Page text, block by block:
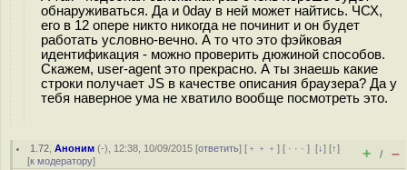
обнаруживаться. Да и 0day в ней может найтись. ЧСХ,
его в 12 опере никто никогда не починит и он будет
работать условно-вечно. А то что это фэйковая
идентификация - можно проверить дюжиной способов.
Скажем, user-agent это прекрасно. А ты знаешь какие
строки получает JS в качестве описания браузера? Да у
тебя наверное ума не хватило вообще посмотреть это.
1.72 ,Аноним (-), 12:38, 10/09/2015 [ответить] [ ﹢﹢﹢] [ · · ·][↓] [↑]
[к модератору] + / –